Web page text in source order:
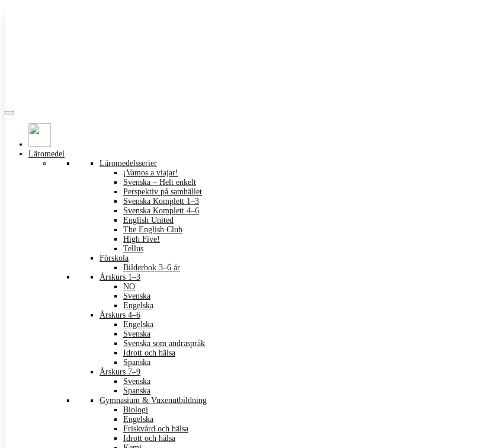
Läromedel
Läromedelsserier
¡Vamos a viajar!
Svenska – Helt enkelt
Perspektiv på samhället
Svenska Komplett 1–3
Svenska Komplett 4–6
English United
The English Club
High Five!
Tellus
Förskola
Bilderbok 3–6 år
Årskurs 1–3
NO
Svenska
Engelska
Årskurs 4–6
Engelska
Svenska
Svenska som andraspråk
Idrott och hälsa
Spanska
Årskurs 7–9
Svenska
Spanska
Gymnasium & Vuxenutbildning
Biologi
Engelska
Friskvård och hälsa
Idrott och hälsa